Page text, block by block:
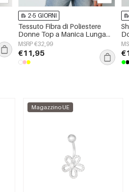
2-5 GIORNI
Tessuto Fibra di Poliestere
Donne Top a Manica Lunga
Elegante Colore Puro
Primavera/Estate
MSRP €32,99
€11,95
Magazzino UE